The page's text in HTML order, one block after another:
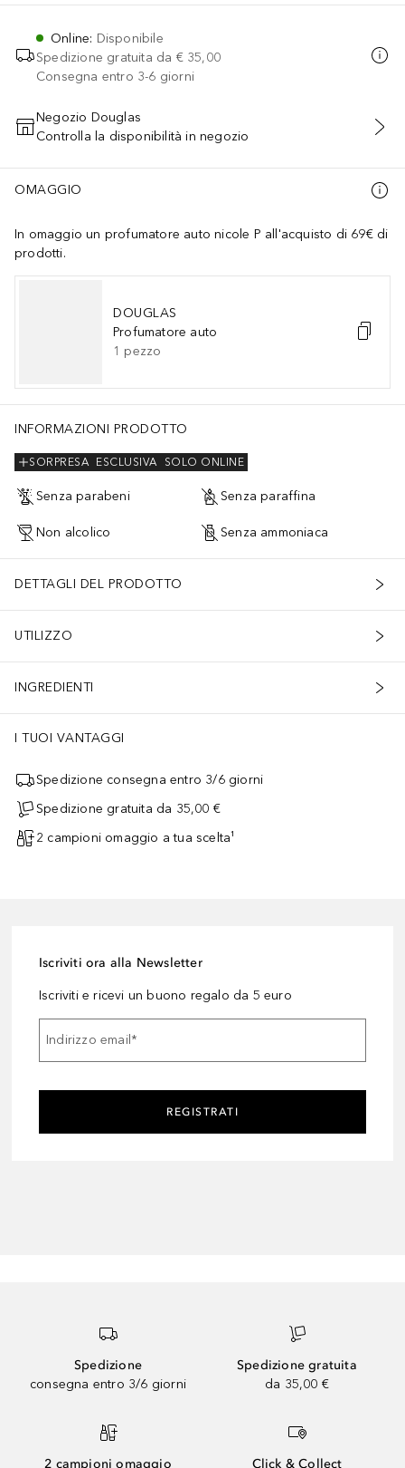
Online: Disponibile
Spedizione gratuita da € 35,00
Consegna entro 3-6 giorni
AGGIUNGI AL CARRELLO
Negozio Douglas
Controlla la disponibilità in negozio
OMAGGIO
In omaggio un profumatore auto nicole P all'acquisto di 69€ di
prodotti.
DOUGLAS
Profumatore auto
1 pezzo
INFORMAZIONI PRODOTTO
SOLO ONLINE
ESCLUSIVA
SORPRESA
Senza parabeni Senza paraffina
Non alcolico Senza ammoniaca
DETTAGLI DEL PRODOTTO
UTILIZZO
INGREDIENTI
I TUOI VANTAGGI
Spedizione consegna entro 3/6 giorni
Spedizione gratuita da 35,00 €
2 campioni omaggio a tua scelta¹
Iscriviti ora alla Newsletter
Iscriviti e ricevi un buono regalo da 5 euro
Indirizzo email*
REGISTRATI
Spedizione
consegna entro 3/6 giorni
Spedizione gratuita
da 35,00 €
2 campioni omaggio Click & Collect